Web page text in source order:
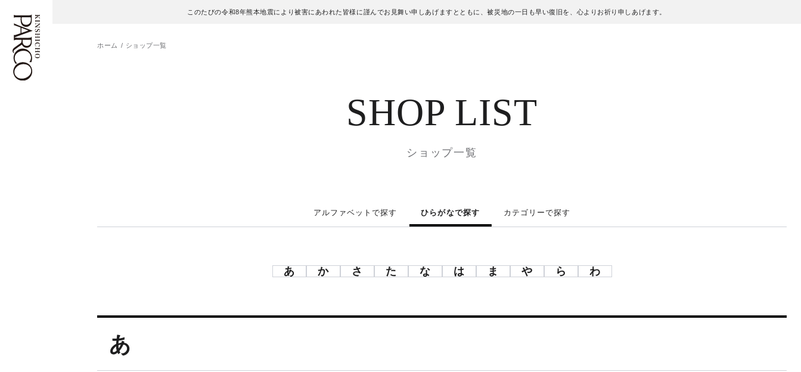
このたびの令和8年熊本地震により被害にあわれた皆様に謹んでお見舞い申しあげますとともに、被災地の一日も早い復旧を、心よりお祈り申しあげます。
ホーム ショップ一覧
SHOP LIST
ショップ一覧
アルファベットで探す ひらがなで探す カテゴリーで探す
あ か さ た な は ま や ら わ
あ